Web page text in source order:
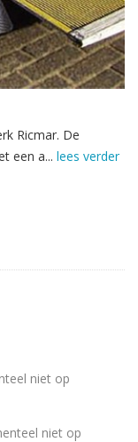
Ricmar. De
een a... lees verder
niet op
niet op